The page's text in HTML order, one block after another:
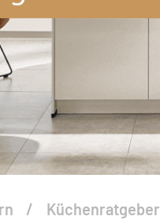
Küchenratgeber